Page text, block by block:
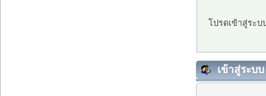
โปรดเข้าสู่ระ
เข้าสู่ระบบ